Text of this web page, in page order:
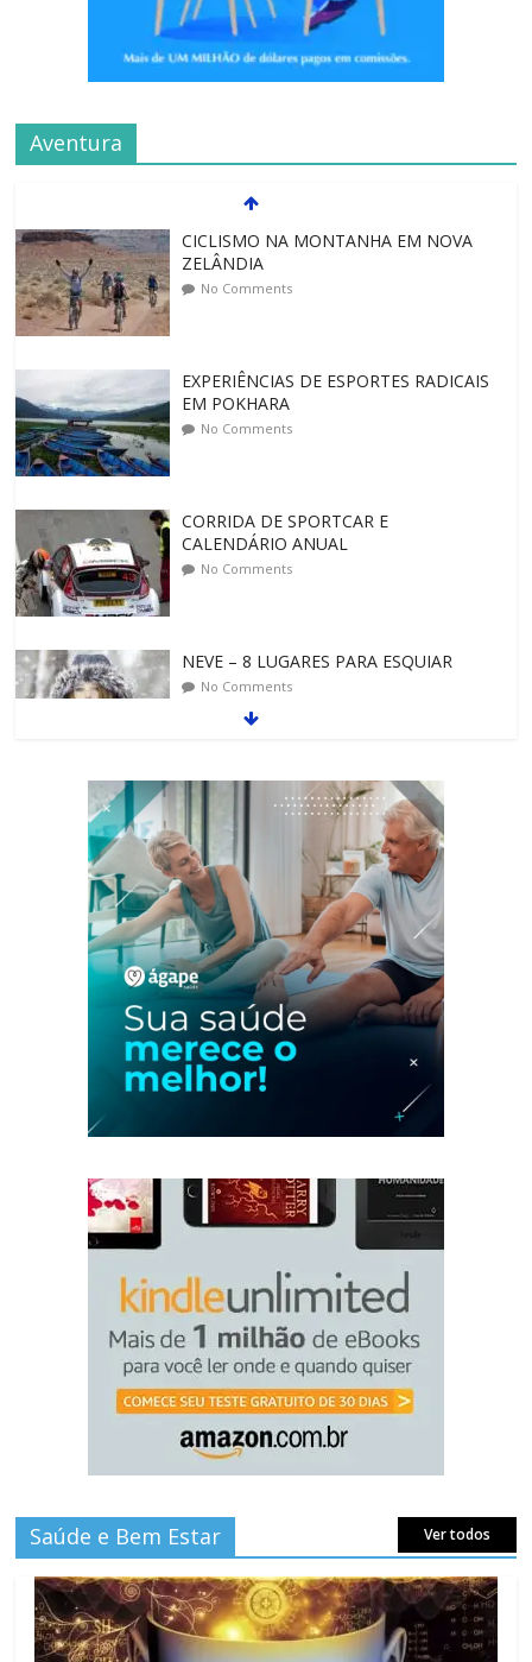
Aventura
CICLISMO NA MONTANHA EM NOVA
ZELÂNDIA
No Comments
EXPERIÊNCIAS DE ESPORTES RADICAIS
EM POKHARA
No Comments
CORRIDA DE SPORTCAR E
CALENDÁRIO ANUAL
No Comments
NEVE – 8 LUGARES PARA ESQUIAR
No Comments
ALGUNS DOS DESTINOS TURÍSTICOS
MAIS INCRÍVEIS
ESPANHA NO CICLISMO LA VUELTA – O
PASSEIO DE BICICLETA
No Comments
Saúde e Bem Estar Ver todos